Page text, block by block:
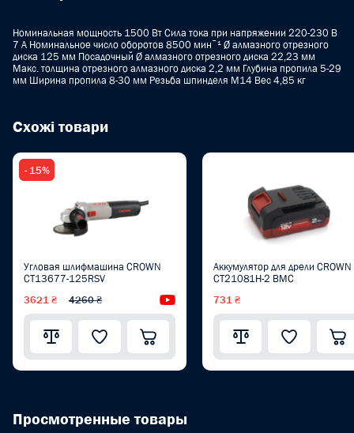
Номинальная мощность 1500 Вт Сила тока при напряжении 220-230 В
7 A Номинальное число оборотов 8500 минˉ¹ Ø алмазного отрезного
диска 125 мм Посадочный Ø алмазного отрезного диска 22,23 мм
Макс. толщина отрезного алмазного диска 2,2 мм Глубина пропила 5-29
мм Ширина пропила 8-30 мм Резьба шпинделя M14 Вес 4,85 кг
Схожі товари
- 15%
Угловая шлифмашина CROWN
CT13677-125RSV
3621 ₴ 4260 ₴ Видеообзор
Аккумулятор для дрели CROWN
CT21081H-2 BMC
731 ₴
Просмотренные товары